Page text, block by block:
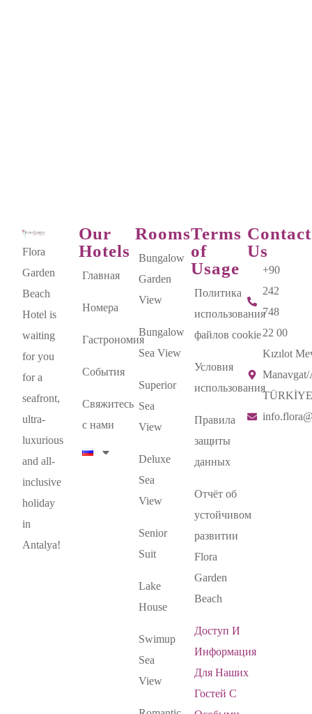
Flora
Garden
Beach
Hotel is
waiting
for you
for a
seafront,
ultra-
luxurious
and all-
inclusive
holiday
in
Antalya!
Our
Hotels
Главная
Номера
Гастрономия
События
Свяжитесь
с нами
Rooms
Bungalow
Garden
View
Bungalow
Sea View
Superior
Sea
View
Deluxe
Sea
View
Senior
Suit
Lake
House
Swimup
Sea
View
Terms
of
Usage
Политика
использования
файлов cookie
Условия
использования
Правила
защиты
данных
Отчёт об
устойчивом
развитии
Flora
Garden
Beach
Доступ И
Информация
Для Наших
Гостей С
Contact
Us
+90
242
748
22 00
Kızılot